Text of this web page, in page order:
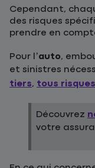
Cependant,
des risques
prendre en
Pour l’auto,
et sinistres
tiers, tous risques
Découvrez
votre